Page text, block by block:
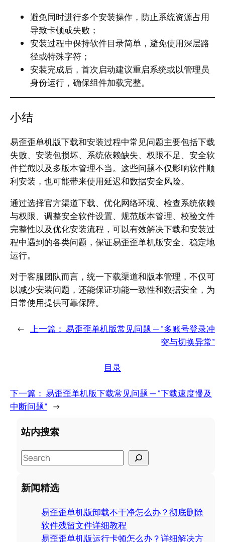
避免同时进行多个安装操作，防止系统资源占用
导致卡顿或失败；
安装过程中保持软件目录简单，避免使用深层路
径或特殊字符；
安装完成后，首次启动建议重启系统或以管理员
身份运行，确保组件加载完整。
小结
易歪歪单机版下载和安装过程中常见问题主要包括下载
失败、安装包损坏、系统依赖缺失、权限不足、安全软
件拦截以及多版本管理不当。这些问题不仅影响软件顺
利安装，也可能带来使用延迟和数据安全风险。
通过选择官方渠道下载、优化网络环境、检查系统依赖
与权限、调整安全软件设置、规范版本管理、校验文件
完整性以及优化安装流程，可以有效解决下载和安装过
程中遇到的各类问题，保证易歪歪单机版安全、稳定地
运行。
对于客服团队而言，统一下载渠道和版本管理，不仅可
以减少安装问题，还能保证功能一致性和数据安全，为
日常使用提供可靠保障。
← 上一篇： 易歪歪单机版常见问题 — “多账号登录冲
突与切换异常”
目录
下一篇： 易歪歪单机版下载常见问题 — “下载速度慢及
中断问题” →
站内搜索
S
e
a
r
新闻精选
易歪歪单机版卸载不干净怎么办？彻底删除
软件残留文件详细教程
易歪歪单机版运行卡顿怎么办？详细解决方